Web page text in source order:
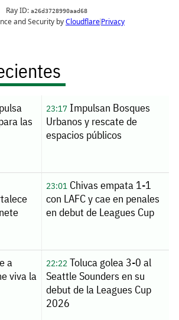
las
23:17Impulsan Bosques
Urbanos y rescate de
espacios públicos
23:01Chivas empata 1-1
con LAFC y cae en penales
en debut de Leagues Cup
a
viva la
22:22Toluca golea 3-0 al
Seattle Sounders en su
debut de la Leagues Cup
2026